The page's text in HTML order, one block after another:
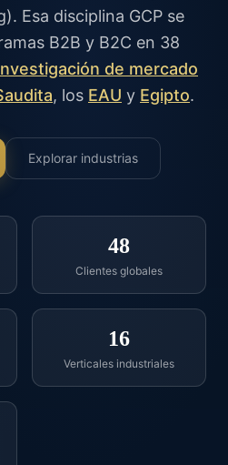
Esa disciplina GCP se
B2B y B2C en 38
de mercado
, los EAU y Egipto.
Explorar industrias
48
Clientes globales
16
Verticales industriales